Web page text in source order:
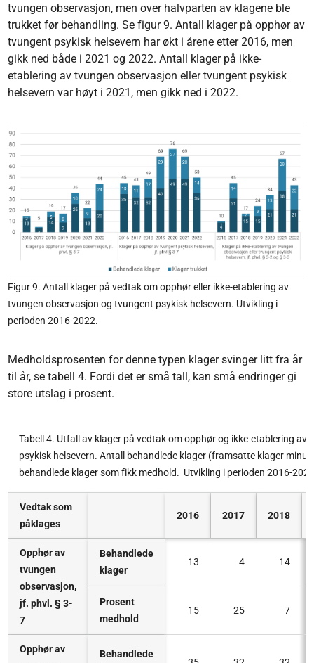
tvungen observasjon, men over halvparten av klagene ble
trukket før behandling. Se figur 9. Antall klager på opphør av
tvungent psykisk helsevern har økt i årene etter 2016, men
gikk ned både i 2021 og 2022. Antall klager på ikke-
etablering av tvungen observasjon eller tvungent psykisk
helsevern var høyt i 2021, men gikk ned i 2022.
Figur 9. Antall klager på vedtak om opphør eller ikke-etablering av
tvungen observasjon og tvungent psykisk helsevern. Utvikling i
perioden 2016-2022.
Medholdsprosenten for denne typen klager svinger litt fra år
til år, se tabell 4. Fordi det er små tall, kan små endringer gi
store utslag i prosent.
Tabell 4. Utfall av klager på vedtak om opphør og ikke-etablering
psykisk helsevern. Antall behandlede klager (framsatte klager
behandlede klager som fikk medhold. Utvikling i perioden 2016-
Vedtak som
påklages
2016 2017 2018
Opphør av
tvungen
observasjon,
jf. phvl. § 3-
7
Behandlede
klager
13 4 14
Prosent
medhold
15 25 7
Opphør av
Behandlede